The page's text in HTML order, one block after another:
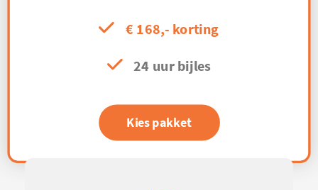
€ 168,- korting
24 uur bijles
Kies pakket